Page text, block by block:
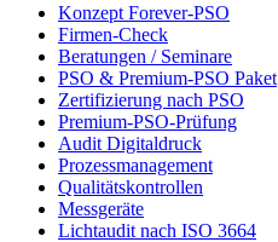
Konzept Forever-PSO
Firmen-Check
Beratungen / Seminare
PSO & Premium-PSO Paket
Zertifizierung nach PSO
Premium-PSO-Prüfung
Audit Digitaldruck
Prozessmanagement
Qualitätskontrollen
Messgeräte
Lichtaudit nach ISO 3664